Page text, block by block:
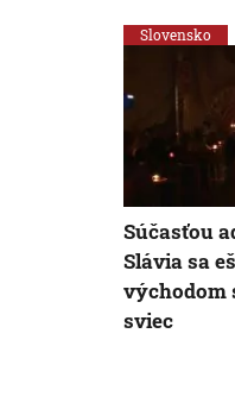
Slovensko
Súčasťou
Slávia sa
východom
sviec